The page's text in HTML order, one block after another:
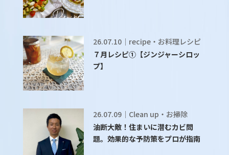
26.07.10｜recipe・お料理レシピ
７月レシピ①【ジンジャーシロッ
プ】
26.07.09｜Clean up・お掃除
油断大敵！住まいに潜むカビ問
題。効果的な予防策をプロが指南